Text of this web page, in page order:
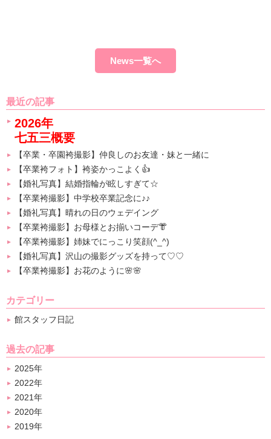
News一覧へ
最近の記事
2026年
七五三概要
【卒業・卒園袴撮影】仲良しのお友達・妹と一緒に
【卒業袴フォト】袴姿かっこよく👍
【婚礼写真】結婚指輪が眩しすぎて☆
【卒業袴撮影】中学校卒業記念に♪♪
【婚礼写真】晴れの日のウェデイング
【卒業袴撮影】お母様とお揃いコーデ👘
【卒業袴撮影】姉妹でにっこり笑顔(^_^)
【婚礼写真】沢山の撮影グッズを持って♡♡
【卒業袴撮影】お花のように🌸🌸
カテゴリー
館スタッフ日記
過去の記事
2025年
2022年
2021年
2020年
2019年